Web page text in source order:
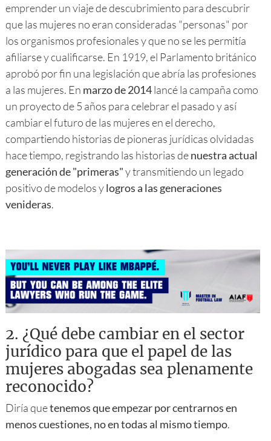
emprender un viaje de descubrimiento para descubrir
que las mujeres no eran consideradas "personas" por
los organismos profesionales y que no se les permitía
afiliarse y cualificarse. En 1919, el Parlamento británico
aprobó por fin una legislación que abría las profesiones
a las mujeres. En marzo de 2014lancé la campaña como
un proyecto de 5 años para celebrar el pasado y así
cambiar el futuro de las mujeres en el derecho,
compartiendo historias de pioneras jurídicas olvidadas
hace tiempo, registrando las historias denuestra actual
generación de "primeras"y transmitiendo un legado
positivo de modelos ylogros a las generaciones
venideras.
2. ¿Qué debe cambiar en el sector
jurídico para que el papel de las
mujeres abogadas sea plenamente
reconocido?
Diría quetenemos que empezar por centrarnos en
menos cuestiones, no en todas al mismo tiempo.